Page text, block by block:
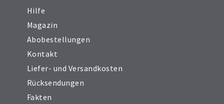
Hilfe
Magazin
Abobestellungen
Kontakt
Liefer- und Versandkosten
Rücksendungen
Fakten